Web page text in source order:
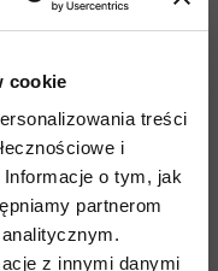
cookie
treści
i
o tym, jak
partnerom
z innymi danymi
rozciągliwego w
powstawaniu
świeżość materiału
zwiększające
chwyt
przymocowanie